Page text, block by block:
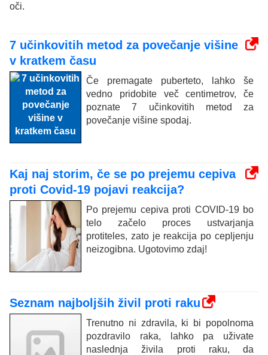
oči.
7 učinkovitih metod za povečanje višine
v kratkem času
Če premagate puberteto, lahko še
vedno pridobite več centimetrov, če
poznate 7 učinkovitih metod za
povečanje višine spodaj.
Kaj naj storim, če se po prejemu cepiva
proti Covid-19 pojavi reakcija?
Po prejemu cepiva proti COVID-19 bo
telo začelo proces ustvarjanja
protiteles, zato je reakcija po cepljenju
neizogibna. Ugotovimo zdaj!
Seznam najboljših živil proti raku
Trenutno ni zdravila, ki bi popolnoma
pozdravilo raka, lahko pa uživate
naslednja živila proti raku, da